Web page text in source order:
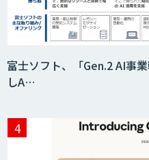
富士ソフト、「Gen.2 AI事
しA…